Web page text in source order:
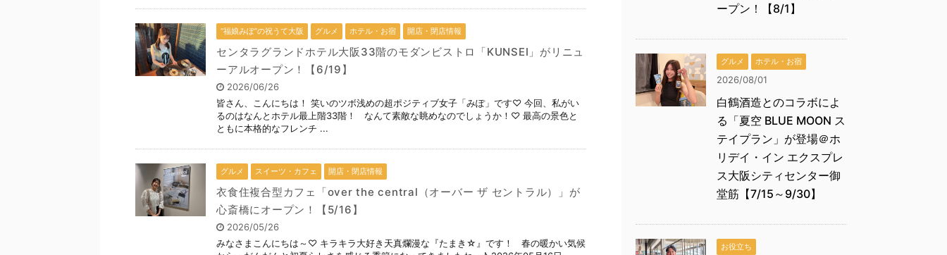
“福娘みぽ”の祝うて大阪 グルメ ホテル・お宿 開店・閉店情報
センタラグランドホテル大阪33階のモダンビストロ「KUNSEI」がリニュ
ーアルオープン！【6/19】
2026/06/26
皆さん、こんにちは！ 笑いのツボ浅めの超ポジティブ女子「みぽ」です♡ 今回、私がい
るのはなんとホテル最上階33階！ なんて素敵な眺めなのでしょうか！♡ 最高の景色と
ともに本格的なフレンチ ...
グルメ スイーツ・カフェ 開店・閉店情報
衣食住複合型カフェ「over the central（オーバー ザ セントラル）」が
心斎橋にオープン！【5/16】
2026/05/26
みなさまこんにちは～♡ キラキラ大好き天真爛漫な『たまき☆』です！ 春の暖かい気候
ープン！【8/1】
グルメ ホテル・お宿
2026/08/01
白鶴酒造とのコラボによ
る「夏空 BLUE MOON ス
テイプラン」が登場＠ホ
リデイ・イン エクスプレ
ス大阪シティセンター御
堂筋【7/15～9/30】
お役立ち